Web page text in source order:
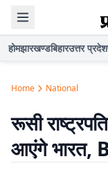
होमझारखण्डबिहारउत्तर प्रदेश
Home National
रूसी
आएंगे भारत,